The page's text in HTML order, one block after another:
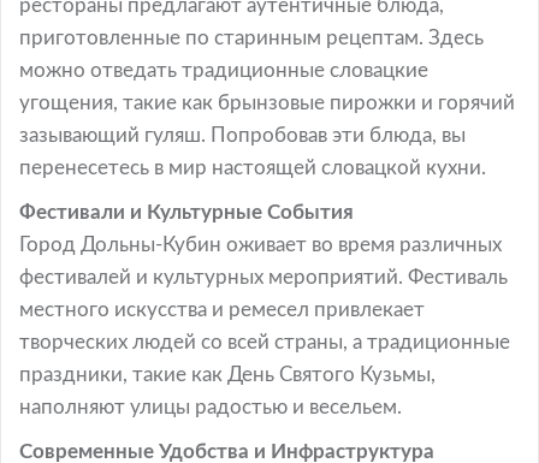
рестораны предлагают аутентичные блюда,
приготовленные по старинным рецептам. Здесь
можно отведать традиционные словацкие
угощения, такие как брынзовые пирожки и горячий
зазывающий гуляш. Попробовав эти блюда, вы
перенесетесь в мир настоящей словацкой кухни.
Фестивали и Культурные События
Город Дольны-Кубин оживает во время различных
фестивалей и культурных мероприятий. Фестиваль
местного искусства и ремесел привлекает
творческих людей со всей страны, а традиционные
праздники, такие как День Святого Кузьмы,
наполняют улицы радостью и весельем.
Современные Удобства и Инфраструктура